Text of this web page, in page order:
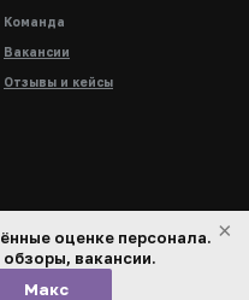
Команда
Вакансии
Отзывы и кейсы
оценке персонала.
вакансии.
Макс
×